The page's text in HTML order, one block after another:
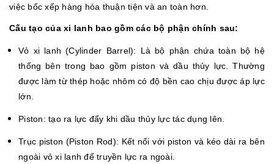
việc bốc xếp hàng hóa thuận tiện và an toàn hơn.
Cấu tạo của xi lanh bao gồm các bộ phận chính sau:
Vỏ xi lanh (Cylinder Barrel): Là bộ phận chứa toàn bộ hệ
thống bên trong bao gồm piston và dầu thủy lực. Thường
được làm từ thép hoặc nhôm có độ bền cao chịu được áp lực
lớn.
Piston: tạo ra lực đẩy khi dầu thủy lực tác dụng lên.
Trục piston (Piston Rod): Kết nối với piston và kéo dài ra bên
ngoài vỏ xi lanh để truyền lực ra ngoài.